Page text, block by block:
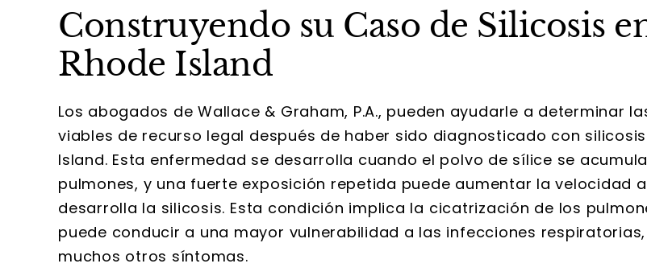
Construyendo su Caso de Silicosis
Rhode Island
Los abogados de Wallace & Graham, P.A., pueden ayudarle a determinar
viables de recurso legal después de haber sido diagnosticado con silicosis
Island. Esta enfermedad se desarrolla cuando el polvo de sílice se
pulmones, y una fuerte exposición repetida puede aumentar la velocidad
desarrolla la silicosis. Esta condición implica la cicatrización de los
puede conducir a una mayor vulnerabilidad a las infecciones
muchos otros síntomas.